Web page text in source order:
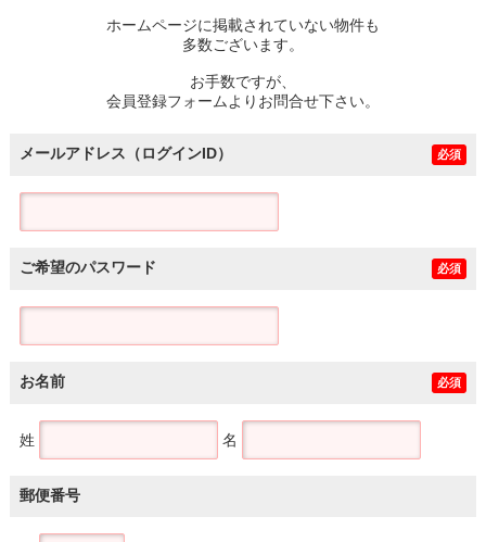
ホームページに掲載されていない物件も
多数ございます。
お手数ですが、
会員登録フォームよりお問合せ下さい。
メールアドレス（ログインID） 必須
ご希望のパスワード 必須
お名前 必須
姓 名
郵便番号